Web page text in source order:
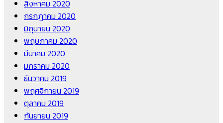
สิงหาคม 2020
กรกฎาคม 2020
มิถุนายน 2020
พฤษภาคม 2020
มีนาคม 2020
มกราคม 2020
ธันวาคม 2019
พฤศจิกายน 2019
ตุลาคม 2019
กันยายน 2019